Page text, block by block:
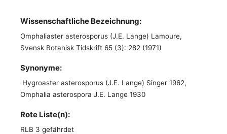
Wissenschaftliche Bezeichnung:
Omphaliaster asterosporus (J.E. Lange) Lamoure,
Svensk Botanisk Tidskrift 65 (3): 282 (1971)
Synonyme:
Hygroaster asterosporus (J.E. Lange) Singer 1962,
Omphalia asterospora J.E. Lange 1930
Rote Liste(n):
RLB 3 gefährdet